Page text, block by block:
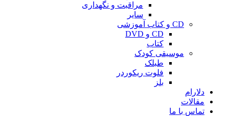
مراقبت و نگهداری
سایر
CD و کتاب آموزشی
CD و DVD
کتاب
موسیقی کودک
طبلک
فلوت ریکوردر
بلز
دلارام
مقالات
تماس با ما